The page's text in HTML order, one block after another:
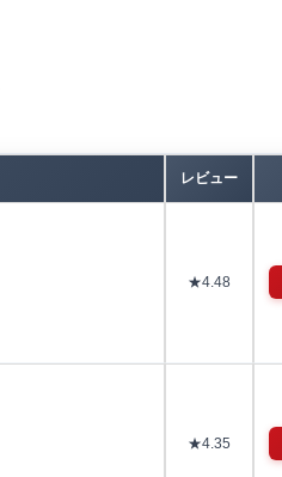
レビュー
★4.48
★4.35